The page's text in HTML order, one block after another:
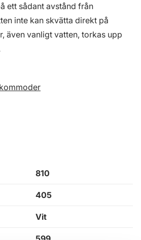
ett sådant avstånd från
inte kan skvätta direkt på
även vanligt vatten, torkas upp
810
405
Vit